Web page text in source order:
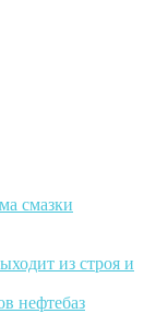
смазки
из строя и